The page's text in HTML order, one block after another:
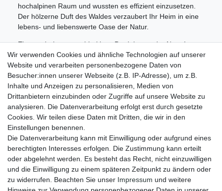
hochalpinen Raum und wussten es effizient einzusetzen.
Der hölzerne Duft des Waldes verzaubert Ihr Heim in eine
lebens- und liebenswerte Oase der Natur.
Ein wunderbares nachhaltiges Produkt aus der Natur!
Informationen
Zahlungsmöglichkeiten
Versandinformationen
Kontakt
Wiederverkäufer / Händler
Social Media
Facebook
Instagram
Unsere Vorteile
kostenloser Versand ab 70 EUR
Wir verwenden Cookies und ähnliche Technologien auf unserer
Website und verarbeiten personenbezogene Daten von
Besucher:innen unserer Webseite (z.B. IP-Adresse), um z.B.
Inhalte und Anzeigen zu personalisieren, Medien von
Drittanbietern einzubinden oder Zugriffe auf unsere Website zu
analysieren. Die Datenverarbeitung erfolgt erst durch gesetzte
Cookies. Wir teilen diese Daten mit Dritten, die wir in den
Einstellungen benennen.
Die Datenverarbeitung kann mit Einwilligung oder aufgrund eines
berechtigten Interesses erfolgen. Die Zustimmung kann erteilt
oder abgelehnt werden. Es besteht das Recht, nicht einzuwilligen
und die Einwilligung zu einem späteren Zeitpunkt zu ändern oder
zu widerrufen. Beachten Sie unser Impressum und weitere